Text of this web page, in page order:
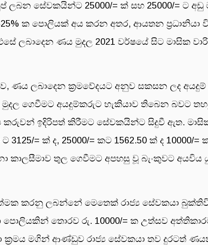
ලබන සේවකයින්ට 25000/= ක් සහ 25000/= ට
ක පොලියක් අය කරන අතර, ආයතන
ලබාදෙන ණය මුදල 2021 වර්ෂයේ සිට මාසික
ණය ලබාදෙන ක්‍රමවේදයට අනුව සකසන ලද
ගෙවීමට අයදුම්කරුට හැකියාව තිබෙන බවට
කරුවන් ඉදිරිපත් කිරීමට සේවකයින්ට සිදුවී ඇත.
= ක් ද, 25000/= කට 1562.50 ක් ද 10000/
තුල ගෙවීමට අපහසු වූ බැංකුවට
කරනු ලබන්නේ මෙතෙක් රාජ්‍ය සේවකයා
තොරව රු. 10000/= ක උත්සව
මගින් ආණ්ඩුව රාජ්‍ය සේවකයා තව දුරටත්